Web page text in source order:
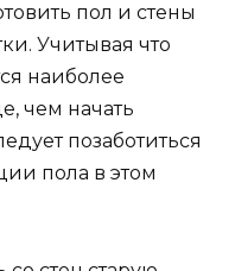
пол и стены
Учитывая что
наиболее
чем начать
позаботиться
пола в этом